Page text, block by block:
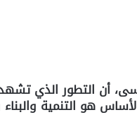
أن التطور الذي
هو التنمية والبناء